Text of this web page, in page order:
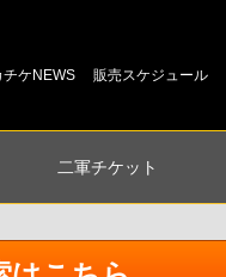
チケNEWS 販売スケジュール
二軍チケット